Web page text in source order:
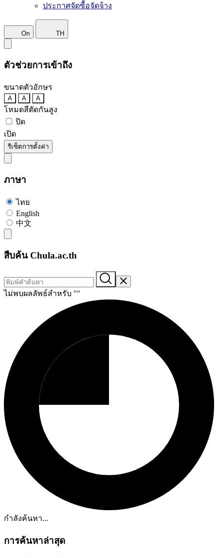
ประกาศจัดซื้อจัดจ้าง
On TH
ตัวช่วยการเข้าถึง
ขนาดตัวอักษร
A A A
โหมดสีตัดกันสูง
ปิด
เปิด
รีเซ็ตการตั้งค่า
ภาษา
ไทย
English
中文
สืบค้น Chula.ac.th
ไม่พบผลลัพธ์สำหรับ ""
กำลังค้นหา...
การค้นหาล่าสุด